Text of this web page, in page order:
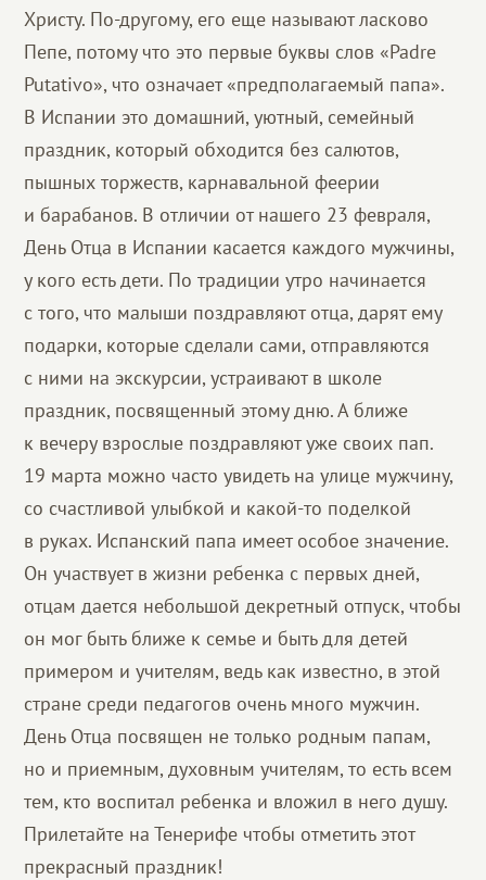
Христу. По-другому, его еще называют ласково
Пепе, потому что это первые буквы слов «Padre
Putativo», что означает «предполагаемый папа».
В Испании это домашний, уютный, семейный
праздник, который обходится без салютов,
пышных торжеств, карнавальной феерии
и барабанов. В отличии от нашего 23 февраля,
День Отца в Испании касается каждого мужчины,
у кого есть дети. По традиции утро начинается
с того, что малыши поздравляют отца, дарят ему
подарки, которые сделали сами, отправляются
с ними на экскурсии, устраивают в школе
праздник, посвященный этому дню. А ближе
к вечеру взрослые поздравляют уже своих пап.
19 марта можно часто увидеть на улице мужчину,
со счастливой улыбкой и какой-то поделкой
в руках. Испанский папа имеет особое значение.
Он участвует в жизни ребенка с первых дней,
отцам дается небольшой декретный отпуск, чтобы
он мог быть ближе к семье и быть для детей
примером и учителям, ведь как известно, в этой
стране среди педагогов очень много мужчин.
День Отца посвящен не только родным папам,
но и приемным, духовным учителям, то есть всем
тем, кто воспитал ребенка и вложил в него душу.
Прилетайте на Тенерифе чтобы отметить этот
прекрасный праздник!